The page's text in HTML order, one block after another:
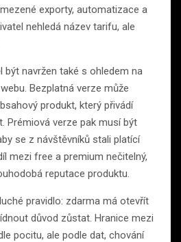
exporty, automatizace a
nehledá název tarifu, ale
být navržen také s ohledem na
Bezplatná verze může
produkt, který přivádí
Prémiová verze pak musí být
se z návštěvníků stali platící
mezi free a premium nečitelný,
reputace produktu.
pravidlo: zdarma má otevřít
důvod zůstat. Hranice mezi
pocitu, ale podle dat, chování